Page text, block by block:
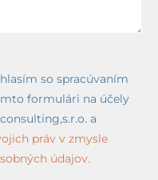
so spracúvaním
formulári na účely
a
práv v zmysle
údajov.